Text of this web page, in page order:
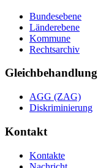
Bundesebene
Länderebene
Kommune
Rechtsarchiv
Gleichbehandlung
AGG (ZAG)
Diskriminierung
Kontakt
Kontakte